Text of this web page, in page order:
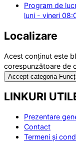
Program de
luni - vineri
Localizare
Acest conținut este
corespunzătoare de
Accept categoria
LINKURI
Prezentare
Contact
Termeni și